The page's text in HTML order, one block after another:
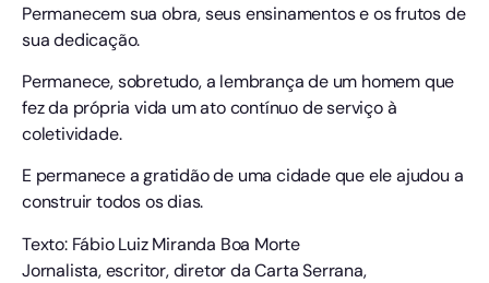
Permanecem sua obra, seus ensinamentos e os frutos de
sua dedicação.
Permanece, sobretudo, a lembrança de um homem que
fez da própria vida um ato contínuo de serviço à
coletividade.
E permanece a gratidão de uma cidade que ele ajudou a
construir todos os dias.
Texto: Fábio Luiz Miranda Boa Morte
Jornalista, escritor, diretor da Carta Serrana,